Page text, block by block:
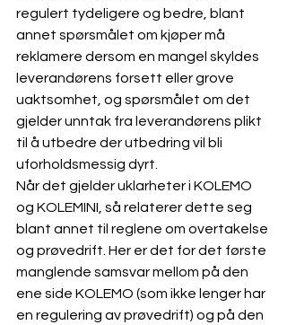
regulert tydeligere og bedre, blant
annet spørsmålet om kjøper må
reklamere dersom en mangel skyldes
leverandørens forsett eller grove
uaktsomhet, og spørsmålet om det
gjelder unntak fra leverandørens plikt
til å utbedre der utbedring vil bli
uforholdsmessig dyrt.
Når det gjelder uklarheter i KOLEMO
og KOLEMINI, så relaterer dette seg
blant annet til reglene om overtakelse
og prøvedrift. Her er det for det første
manglende samsvar mellom på den
ene side KOLEMO (som ikke lenger har
en regulering av prøvedrift) og på den